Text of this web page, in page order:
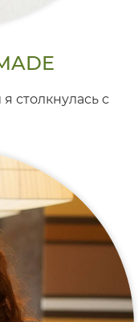
столкнулась с